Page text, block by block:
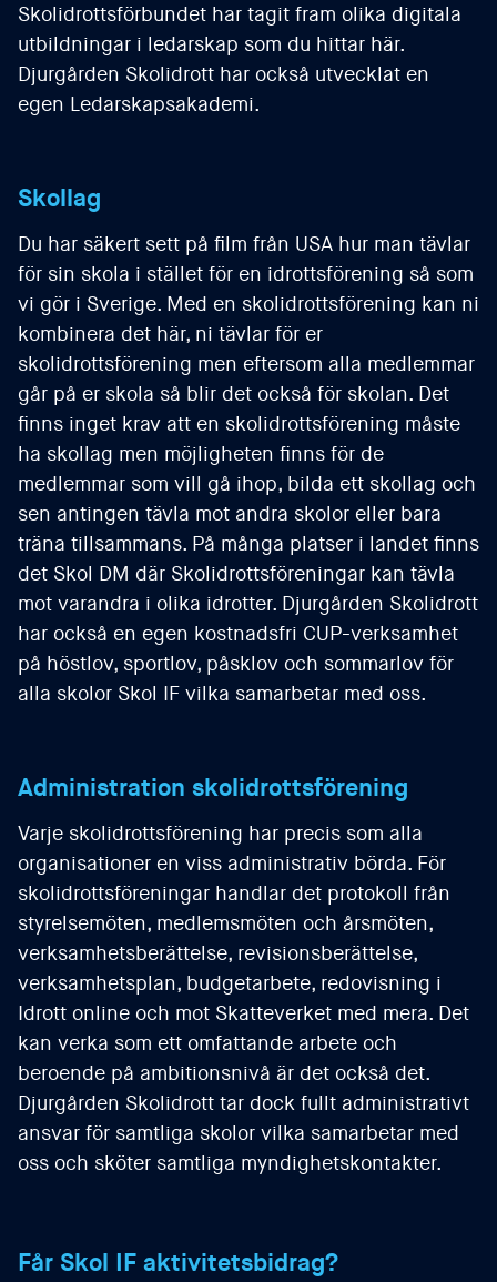
Skolidrottsförbundet har tagit fram olika digitala
utbildningar i ledarskap som du hittar här.
Djurgården Skolidrott har också utvecklat en
egen Ledarskapsakademi.
Skollag
Du har säkert sett på film från USA hur man tävlar
för sin skola i stället för en idrottsförening så som
vi gör i Sverige. Med en skolidrottsförening kan ni
kombinera det här, ni tävlar för er
skolidrottsförening men eftersom alla medlemmar
går på er skola så blir det också för skolan. Det
finns inget krav att en skolidrottsförening måste
ha skollag men möjligheten finns för de
medlemmar som vill gå ihop, bilda ett skollag och
sen antingen tävla mot andra skolor eller bara
träna tillsammans. På många platser i landet finns
det Skol DM där Skolidrottsföreningar kan tävla
mot varandra i olika idrotter. Djurgården Skolidrott
har också en egen kostnadsfri CUP-verksamhet
på höstlov, sportlov, påsklov och sommarlov för
alla skolor Skol IF vilka samarbetar med oss.
Administration skolidrottsförening
Varje skolidrottsförening har precis som alla
organisationer en viss administrativ börda. För
skolidrottsföreningar handlar det protokoll från
styrelsemöten, medlemsmöten och årsmöten,
verksamhetsberättelse, revisionsberättelse,
verksamhetsplan, budgetarbete, redovisning i
Idrott online och mot Skatteverket med mera. Det
kan verka som ett omfattande arbete och
beroende på ambitionsnivå är det också det.
Djurgården Skolidrott tar dock fullt administrativt
ansvar för samtliga skolor vilka samarbetar med
oss och sköter samtliga myndighetskontakter.
Får Skol IF aktivitetsbidrag?